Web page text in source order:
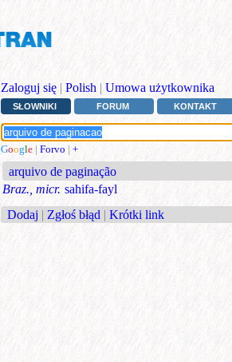
Zaloguj się | Polish | Umowa użytkownika
SŁOWNIKI FORUM KONTAKT
Google | Forvo | +
arquivo de paginação
Braz., micr. sahifa-fayl
Dodaj | Zgłoś błąd | Krótki link